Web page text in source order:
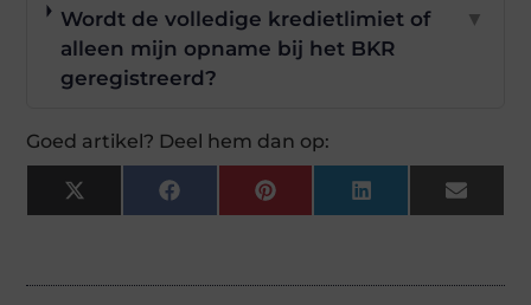
Wordt de volledige kredietlimiet of
alleen mijn opname bij het BKR
geregistreerd?
▼
Goed artikel? Deel hem dan op:
X
(Twitter)
FacebookPinterestLinkedInEmail